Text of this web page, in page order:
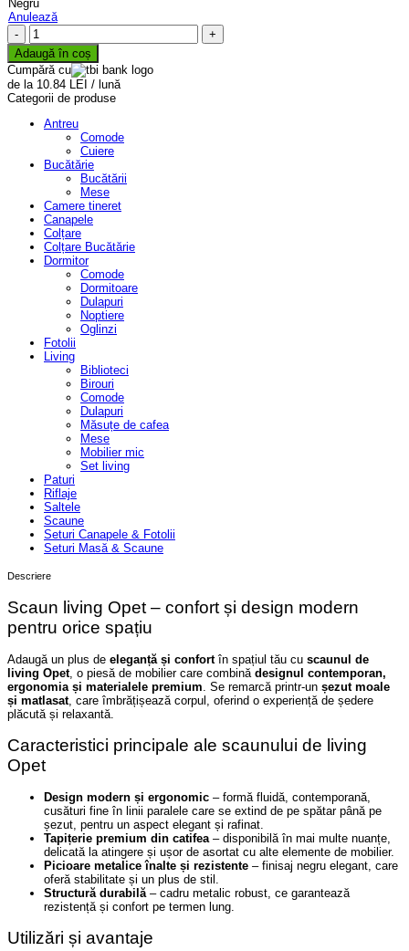
Negru
Anulează
Cantitate
Scaun
Living
Opet
Adaugă în coș
Cumpără cu
de la 10.84 LEI / lună
Categorii de produse
Antreu
Comode
Cuiere
Bucătărie
Bucătării
Mese
Camere tineret
Canapele
Colțare
Colțare Bucătărie
Dormitor
Comode
Dormitoare
Dulapuri
Noptiere
Oglinzi
Fotolii
Living
Biblioteci
Birouri
Comode
Dulapuri
Măsuțe de cafea
Mese
Mobilier mic
Set living
Paturi
Riflaje
Saltele
Scaune
Seturi Canapele & Fotolii
Seturi Masă & Scaune
Descriere
Scaun living Opet – confort și design modern
pentru orice spațiu
Adaugă un plus de eleganță și confortîn spațiul tău cu scaunul de
living Opet, o piesă de mobilier care combină designul contemporan,
ergonomia și materialele premium . Se remarcă printr-un șezut moale
și matlasat, care îmbrățișează corpul, oferind o experiență de ședere
plăcută și relaxantă.
Caracteristici principale ale scaunului de living
Opet
Design modern și ergonomic – formă fluidă, contemporană,
cusături fine în linii paralele care se extind de pe spătar până pe
șezut, pentru un aspect elegant și rafinat.
Tapițerie premium din catifea – disponibilă în mai multe nuanțe,
delicată la atingere și ușor de asortat cu alte elemente de mobilier.
Picioare metalice înalte și rezistente – finisaj negru elegant, care
oferă stabilitate și un plus de stil.
Structură durabilă – cadru metalic robust, ce garantează
rezistență și confort pe termen lung.
Utilizări și avantaje